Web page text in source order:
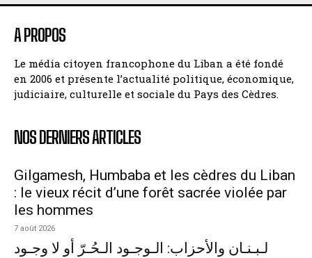
A PROPOS
Le média citoyen francophone du Liban a été fondé
en 2006 et présente l’actualité politique, économique,
judiciaire, culturelle et sociale du Pays des Cèdres.
NOS DERNIERS ARTICLES
Gilgamesh, Humbaba et les cèdres du Liban
: le vieux récit d’une forêt sacrée violée par
les hommes
7 août 2026
لـبـنـان والأحزاب: الـوجـود الـحُـرّ أو لا وجـود